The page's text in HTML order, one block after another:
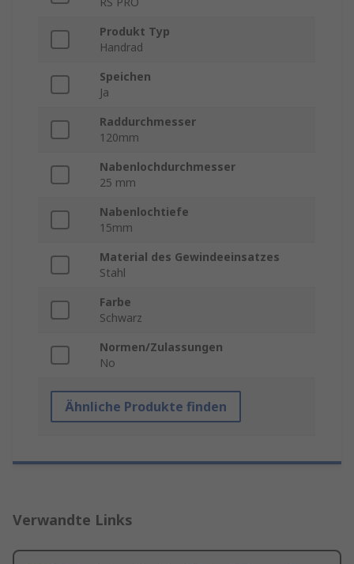
Produkt Typ
Handrad
Speichen
Ja
Raddurchmesser
120mm
Nabenlochdurchmesser
25 mm
Nabenlochtiefe
15mm
Material des Gewindeeinsatzes
Stahl
Farbe
Schwarz
Normen/Zulassungen
No
Ähnliche Produkte finden
Verwandte Links